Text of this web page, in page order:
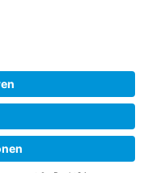
| Powered by